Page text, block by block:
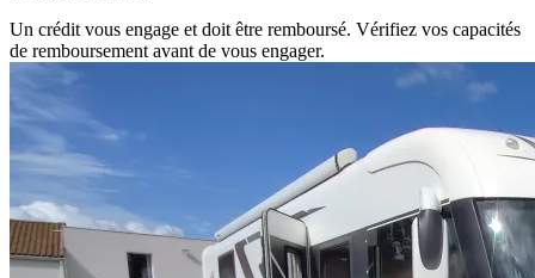
Un crédit vous engage et doit être remboursé. Vérifiez vos capacités
de remboursement avant de vous engager.